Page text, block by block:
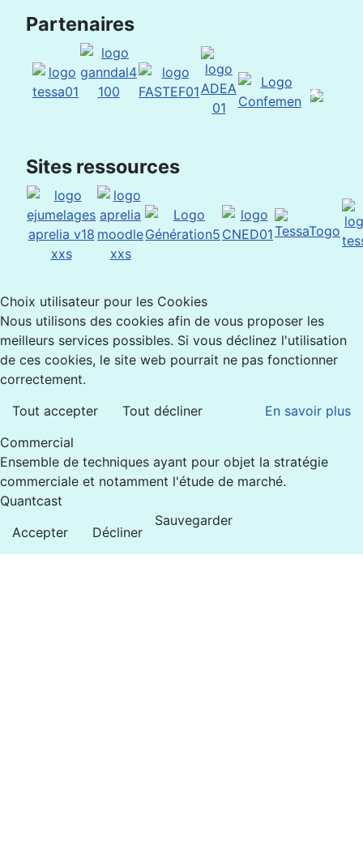
Partenaires
Sites ressources
Choix utilisateur pour les Cookies
Nous utilisons des cookies afin de vous proposer les
meilleurs services possibles. Si vous déclinez l'utilisation
de ces cookies, le site web pourrait ne pas fonctionner
correctement.
Tout accepter
Tout décliner
En savoir plus
Commercial
Ensemble de techniques ayant pour objet la stratégie
commerciale et notamment l'étude de marché.
Quantcast
Accepter
Décliner
Sauvegarder